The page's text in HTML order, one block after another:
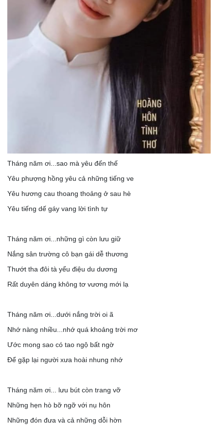
Tháng năm ơi...sao mà yêu đến thế
Yêu phượng hồng yêu cả những tiếng ve
Yêu hương cau thoang thoảng ở sau hè
Yêu tiếng dế gáy vang lời tình tự
Tháng năm ơi...những gì còn lưu giữ
Nắng sân trường cô bạn gái dễ thương
Thướt tha đôi tà yểu điệu du dương
Rất duyên dáng không tơ vương mới lạ
Tháng năm ơi...dưới nắng trời oi ã
Nhớ nàng nhiều...nhớ quá khoảng trời mơ
Ước mong sao có tao ngộ bất ngờ
Để gặp lại người xưa hoài nhung nhớ
Tháng năm ơi... lưu bút còn trang vỡ
Những hẹn hò bỡ ngỡ với nụ hôn
Những đón đưa và cả những dỗi hờn